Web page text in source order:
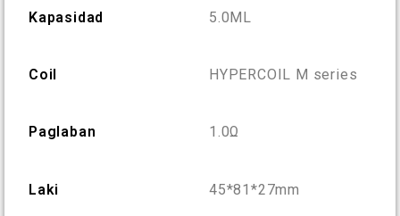
More >
Kapasidad 5.0ML
Coil HYPERCOIL M series
Paglaban 1.0Ω
Laki 45*81*27mm